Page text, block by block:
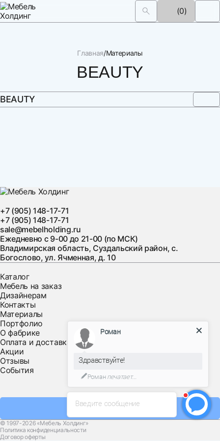
(0)
Главная Материалы
BEAUTY
BEAUTY
+7 (905) 148-17-71
+7 (905) 148-17-71
sale@mebelholding.ru
Ежедневно с 9-00 до 21-00 (по МСК)
Владимирская область, Суздальский район, с.
Богослово, ул. Ячменная, д. 10
Каталог
Мебель на заказ
Дизайнерам
Контакты
Материалы
Портфолио
О фабрике
Оплата и доставка
Акции
Отзывы
События
Заказать звонок
© 1997-2026 «Мебель Холдинг»
Политика конфиденциальности
Договор оферты
Введите сообщение
Роман
Здравствуйте!
Романпечатает...